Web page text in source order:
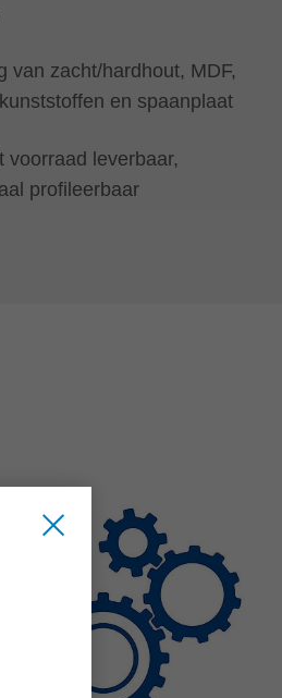
van zacht/hardhout, MDF,
en spaanplaat
voorraad leverbaar,
profileerbaar